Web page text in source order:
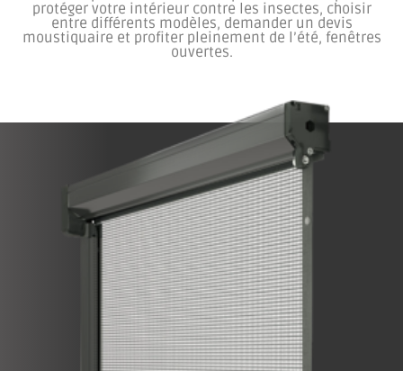
protéger votre intérieur contre les insectes, choisir
entre différents modèles, demander un devis
moustiquaire et profiter pleinement de l’été, fenêtres
ouvertes.